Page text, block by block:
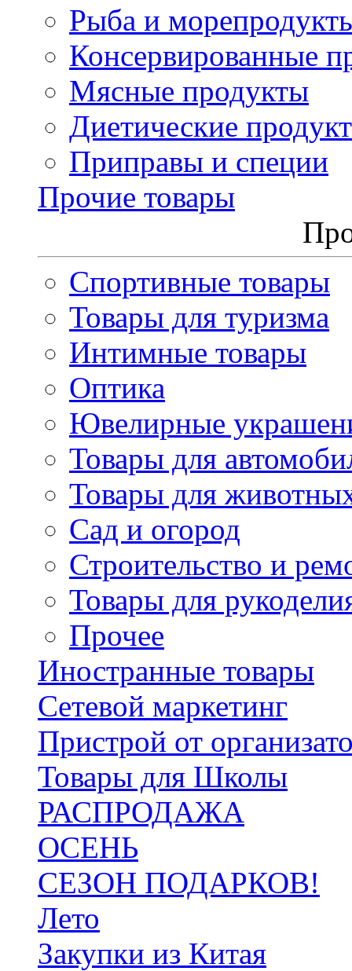
Рыба и
Консервированные
Мясные продукты
Диетические
Приправы и специи
Прочие товары
Спортивные товары
Товары для туризма
Интимные товары
Оптика
Ювелирные
Товары для
Товары для
Сад и огород
Строительство и
Товары для
Прочее
Иностранные товары
Сетевой маркетинг
Пристрой от
Товары для Школы
РАСПРОДАЖА
ОСЕНЬ
СЕЗОН ПОДАРКОВ!
Лето
Закупки из Китая